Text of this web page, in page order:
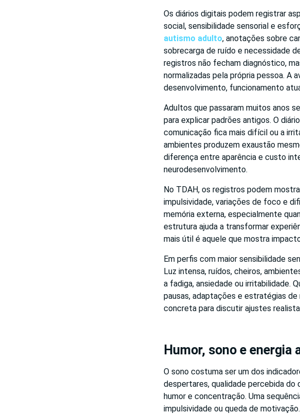
Os diários digitais podem registrar
social, sensibilidade sensorial e
autismo adulto, anotações sobre
sobrecarga de ruído e necessidade
registros não fecham diagnóstico,
normalizadas pela própria pessoa. A
desenvolvimento, funcionamento
Adultos que passaram muitos anos
para explicar padrões antigos. O
comunicação fica mais difícil ou a
ambientes produzem exaustão
diferença entre aparência e custo
neurodesenvolvimento.
No TDAH, os registros podem
impulsividade, variações de foco e
memória externa, especialmente
estrutura ajuda a transformar
mais útil é aquele que mostra
Em perfis com maior sensibilidade
Luz intensa, ruídos, cheiros,
a fadiga, ansiedade ou irritabilidade.
pausas, adaptações e estratégias
concreta para discutir ajustes
Humor, sono e energia
O sono costuma ser um dos
despertares, qualidade percebida do
humor e concentração. Uma
impulsividade ou queda de